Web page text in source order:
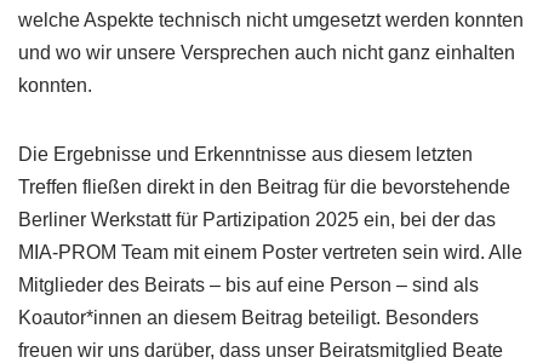
welche Aspekte technisch nicht umgesetzt werden konnten
und wo wir unsere Versprechen auch nicht ganz einhalten
konnten.
Die Ergebnisse und Erkenntnisse aus diesem letzten
Treffen fließen direkt in den Beitrag für die bevorstehende
Berliner Werkstatt für Partizipation 2025 ein, bei der das
MIA-PROM Team mit einem Poster vertreten sein wird. Alle
Mitglieder des Beirats – bis auf eine Person – sind als
Koautor*innen an diesem Beitrag beteiligt. Besonders
freuen wir uns darüber, dass unser Beiratsmitglied Beate